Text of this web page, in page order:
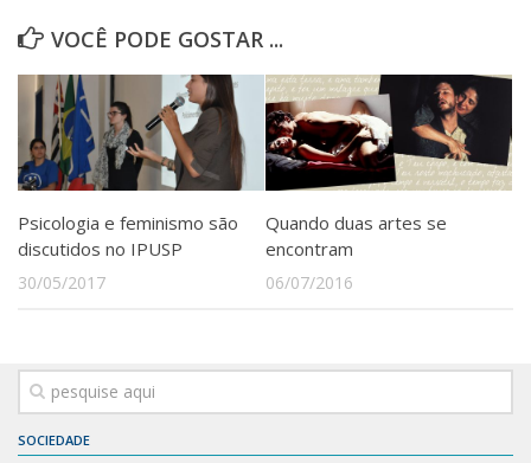
VOCÊ PODE GOSTAR ...
Psicologia e feminismo são
discutidos no IPUSP
30/05/2017
Quando duas artes se
encontram
06/07/2016
SOCIEDADE